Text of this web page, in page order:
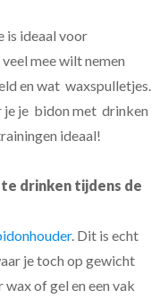
is ideaal voor
mee wilt nemen
en wat waxspulletjes.
je je bidon met drinken
ideaal!
drinken tijdens de
. Dit is echt
je toch op gewicht
of gel en een vak